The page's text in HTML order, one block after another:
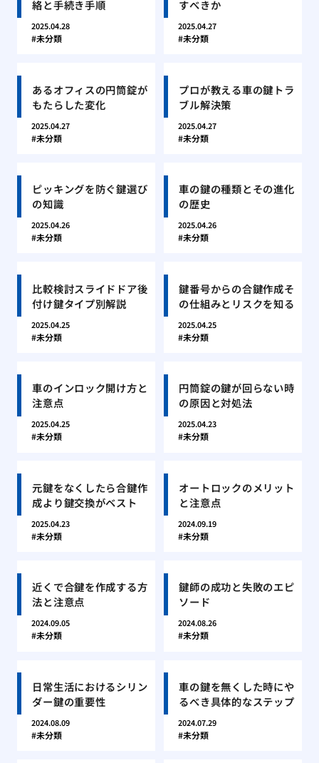
絡と手続き手順
2025.04.28
未分類
すべきか
2025.04.27
未分類
あるオフィスの円筒錠が
もたらした変化
2025.04.27
未分類
プロが教える車の鍵トラ
ブル解決策
2025.04.27
未分類
ピッキングを防ぐ鍵選び
の知識
2025.04.26
未分類
車の鍵の種類とその進化
の歴史
2025.04.26
未分類
比較検討スライドドア後
付け鍵タイプ別解説
2025.04.25
未分類
鍵番号からの合鍵作成そ
の仕組みとリスクを知る
2025.04.25
未分類
車のインロック開け方と
注意点
2025.04.25
未分類
円筒錠の鍵が回らない時
の原因と対処法
2025.04.23
未分類
元鍵をなくしたら合鍵作
成より鍵交換がベスト
2025.04.23
未分類
オートロックのメリット
と注意点
2024.09.19
未分類
近くで合鍵を作成する方
法と注意点
2024.09.05
未分類
鍵師の成功と失敗のエピ
ソード
2024.08.26
未分類
日常生活におけるシリン
ダー鍵の重要性
2024.08.09
未分類
車の鍵を無くした時にや
るべき具体的なステップ
2024.07.29
未分類